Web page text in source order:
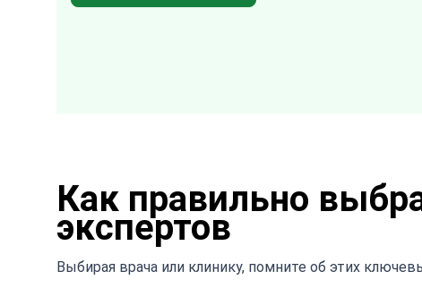
Как правильно
экспертов
Выбирая врача или клинику, помните об этих